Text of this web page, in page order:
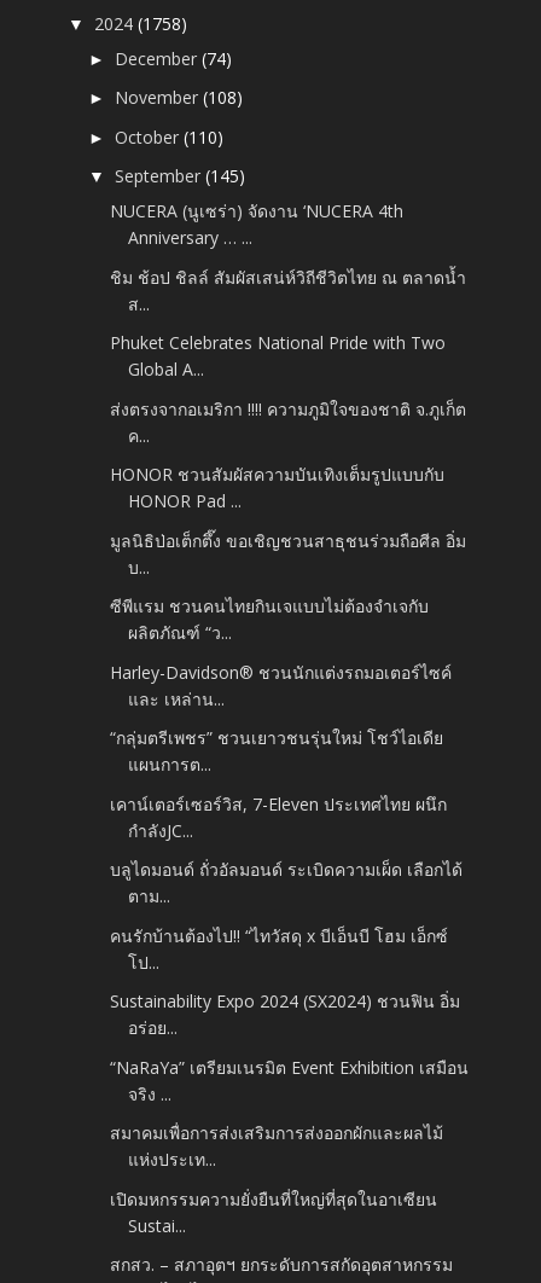
▼ 2024(1758)
► December(74)
► November(108)
►October(110)
▼September(145)
NUCERA (นูเซร่า) จัดงาน ‘NUCERA 4th
Anniversary … ...
ชิม ช้อป ชิลล์ สัมผัสเสน่ห์วิถีชีวิตไทย ณ ตลาดน้ำ
ส...
Phuket Celebrates National Pride with Two
Global A...
ส่งตรงจากอเมริกา !!!! ความภูมิใจของชาติ จ.ภูเก็ต
ค...
HONOR ชวนสัมผัสความบันเทิงเต็มรูปแบบกับ
HONOR Pad ...
มูลนิธิป่อเต็กตึ๊ง ขอเชิญชวนสาธุชนร่วมถือศีล อิ่ม
บ...
ซีพีแรม ชวนคนไทยกินเจแบบไม่ต้องจำเจกับ
ผลิตภัณฑ์ “ว...
Harley-Davidson® ชวนนักแต่งรถมอเตอร์ไซค์
และ เหล่าน...
“กลุ่มตรีเพชร” ชวนเยาวชนรุ่นใหม่ โชว์ไอเดีย
แผนการต...
เคาน์เตอร์เซอร์วิส, 7-Eleven ประเทศไทย ผนึก
กำลังJC...
บลูไดมอนด์ ถั่วอัลมอนด์ ระเบิดความเผ็ด เลือกได้
ตาม...
คนรักบ้านต้องไป!! “ไทวัสดุ x บีเอ็นบี โฮม เอ็กซ์
โป...
Sustainability Expo 2024 (SX2024) ชวนฟิน อิ่ม
อร่อย...
“NaRaYa” เตรียมเนรมิต Event Exhibition เสมือน
จริง ...
สมาคมเพื่อการส่งเสริมการส่งออกผักและผลไม้
แห่งประเท...
เปิดมหกรรมความยั่งยืนที่ใหญ่ที่สุดในอาเซียน
Sustai...
สกสว. – สภาอุตฯ ยกระดับการสกัดอุตสาหกรรม